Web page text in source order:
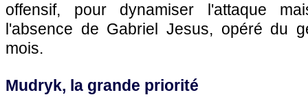
offensif, pour dynamiser l'attaque
l'absence de Gabriel Jesus, opéré du
mois.
Mudryk, la grande priorité